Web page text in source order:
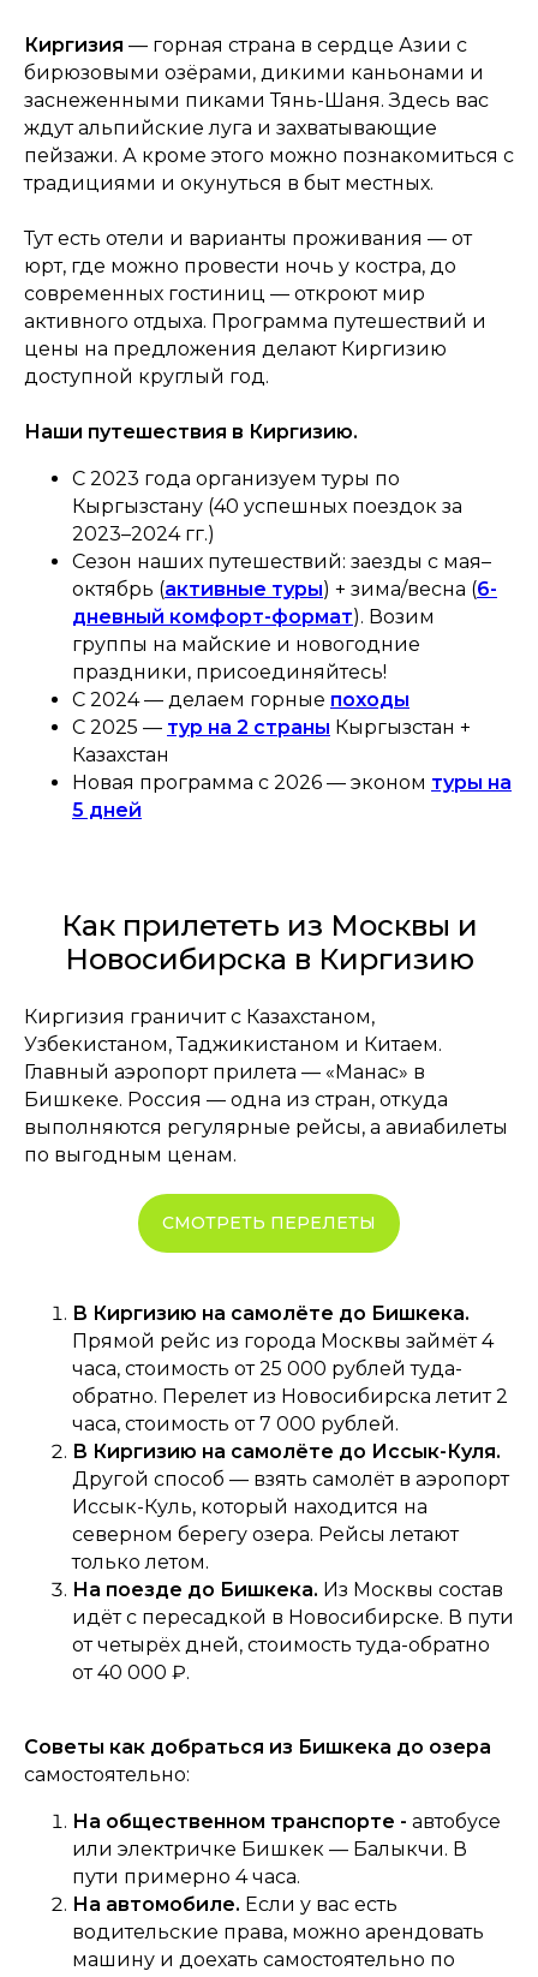
Киргизия — горная страна в сердце Азии с
бирюзовыми озёрами, дикими каньонами и
заснеженными пиками Тянь-Шаня. Здесь вас
ждут альпийские луга и захватывающие
пейзажи. А кроме этого можно познакомиться с
традициями и окунуться в быт местных.
Тут есть отели и варианты проживания — от
юрт, где можно провести ночь у костра, до
современных гостиниц — откроют мир
активного отдыха. Программа путешествий и
цены на предложения делают Киргизию
доступной круглый год.
Наши путешествия в Киргизию.
С 2023 года организуем туры по
Кыргызстану (40 успешных поездок за
2023–2024 гг.)
Сезон наших путешествий: заезды с мая–
октябрь (активные туры) + зима/весна (6-
дневный комфорт-формат). Возим
группы на майские и новогодние
праздники, присоединяйтесь!
С 2024 — делаем горные походы
С 2025 — тур на 2 страны Кыргызстан +
Казахстан
Новая программа с 2026 — эконом туры на
5 дней
Как прилететь из Москвы и
Новосибирска в Киргизию
Киргизия граничит с Казахстаном,
Узбекистаном, Таджикистаном и Китаем.
Главный аэропорт прилета — «Манас» в
Бишкеке. Россия — одна из стран, откуда
выполняются регулярные рейсы, а авиабилеты
по выгодным ценам.
СМОТРЕТЬ ПЕРЕЛЕТЫ
В Киргизию на самолёте до Бишкека.
Прямой рейс из города Москвы займёт 4
часа, стоимость от 25 000 рублей туда-
обратно. Перелет из Новосибирска летит 2
часа, стоимость от 7 000 рублей.
В Киргизию на самолёте до Иссык-Куля.
Другой способ — взять самолёт в аэропорт
Иссык-Куль, который находится на
северном берегу озера. Рейсы летают
только летом.
На поезде до Бишкека. Из Москвы состав
идёт с пересадкой в Новосибирске. В пути
от четырёх дней, стоимость туда-обратно
от 40 000 ₽.
Советы как добраться из Бишкека до озера
самостоятельно:
На общественном транспорте - автобусе
или электричке Бишкек — Балыкчи. В
пути примерно 4 часа.
На автомобиле. Если у вас есть
водительские права, можно арендовать
машину и доехать самостоятельно по